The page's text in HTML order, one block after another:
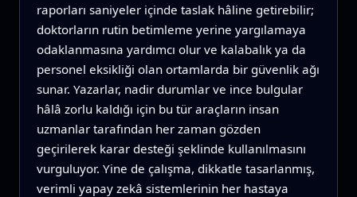
raporları saniyeler içinde taslak hâline getirebilir;
doktorların rutin betimleme yerine yargılamaya
odaklanmasına yardımcı olur ve kalabalık ya da
personel eksikliği olan ortamlarda bir güvenlik ağı
sunar. Yazarlar, nadir durumlar ve ince bulgular
hâlâ zorlu kaldığı için bu tür araçların insan
uzmanlar tarafından her zaman gözden
geçirilerek karar desteği şeklinde kullanılmasını
vurguluyor. Yine de çalışma, dikkatle tasarlanmış,
verimli yapay zekâ sistemlerinin her hastaya